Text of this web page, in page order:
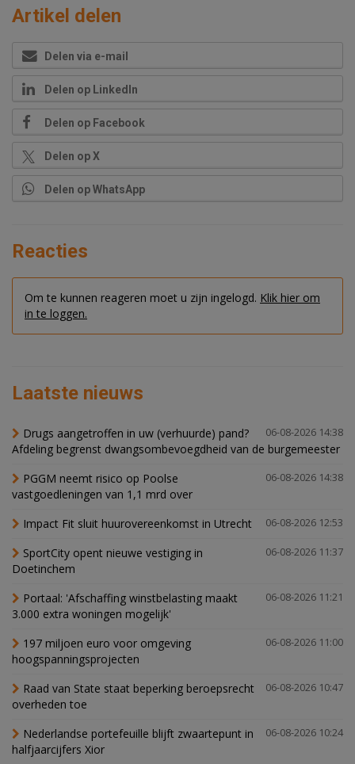
Artikel delen
Delen via e-mail
Delen op LinkedIn
Delen op Facebook
Delen op X
Delen op WhatsApp
Reacties
Om te kunnen reageren moet u zijn ingelogd. Klik hier om
in te loggen.
Laatste nieuws
06-08-2026 14:38
Drugs aangetroffen in uw (verhuurde) pand?
Afdeling begrenst dwangsombevoegdheid van de burgemeester
06-08-2026 14:38
PGGM neemt risico op Poolse
vastgoedleningen van 1,1 mrd over
06-08-2026 12:53
Impact Fit sluit huurovereenkomst in Utrecht
06-08-2026 11:37
SportCity opent nieuwe vestiging in
Doetinchem
06-08-2026 11:21
Portaal: 'Afschaffing winstbelasting maakt
3.000 extra woningen mogelijk'
06-08-2026 11:00
197 miljoen euro voor omgeving
hoogspanningsprojecten
06-08-2026 10:47
Raad van State staat beperking beroepsrecht
overheden toe
06-08-2026 10:24
Nederlandse portefeuille blijft zwaartepunt in
halfjaarcijfers Xior